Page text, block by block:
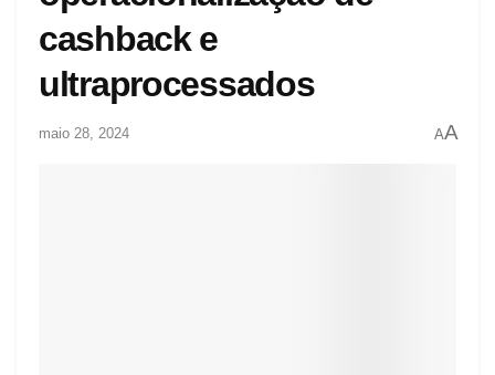
cashback e
ultraprocessados
maio 28, 2024 AA